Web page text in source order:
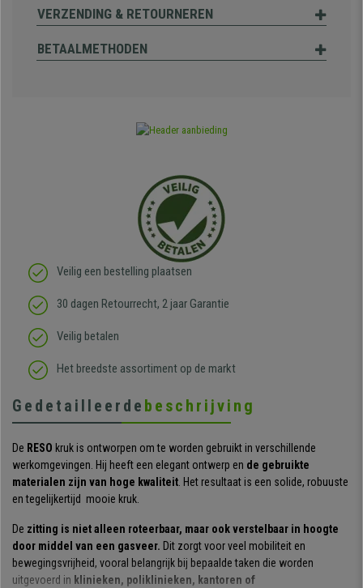
VERZENDING & RETOURNEREN
BETAALMETHODEN
Veilig een bestelling plaatsen
30 dagen Retourrecht, 2 jaar Garantie
Veilig betalen
Het breedste assortiment op de markt
Gedetailleerde beschrijving
De RESO kruk is ontworpen om te worden gebruikt in verschillende
werkomgevingen. Hij heeft een elegant ontwerp en de gebruikte
materialen zijn van hoge kwaliteit. Het resultaat is een solide, robuuste
en tegelijkertijd mooie kruk.
De zitting is niet alleen roteerbaar, maar ook verstelbaar in hoogte
door middel van een gasveer. Dit zorgt voor veel mobiliteit en
bewegingsvrijheid, vooral belangrijk bij bepaalde taken die worden
uitgevoerd in klinieken, poliklinieken, kantoren of